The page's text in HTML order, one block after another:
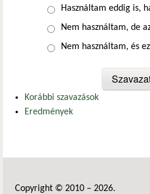
Választások
Használtam eddig is,
Nem használtam, de
Nem használtam, és
Korábbi szavazások
Eredmények
Copyright © 2010 – 2026.